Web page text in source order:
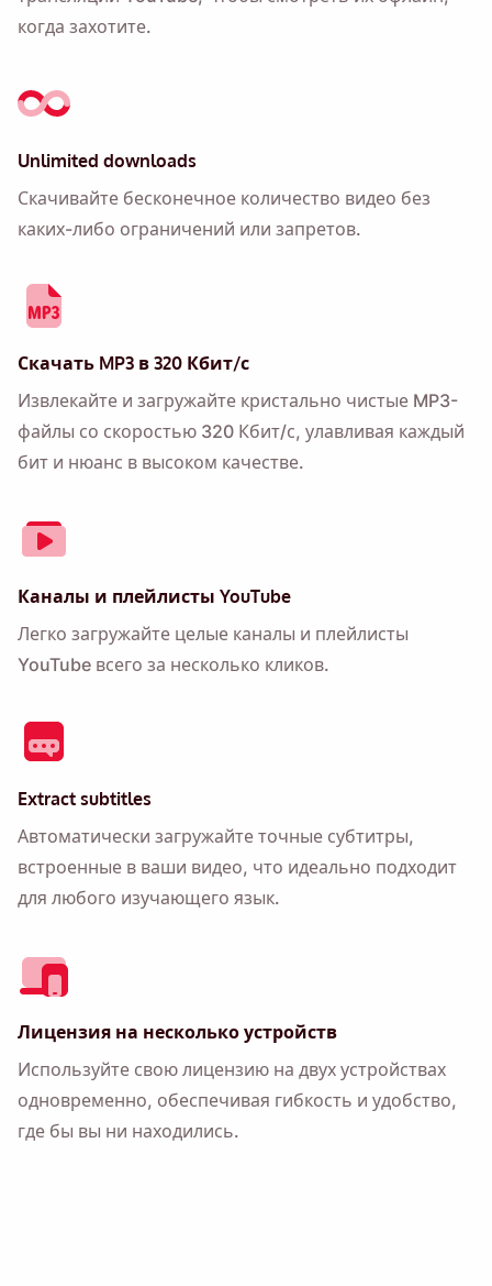
когда захотите.
Unlimited downloads
Скачивайте бесконечное количество видео без
каких-либо ограничений или запретов.
Скачать MP3 в 320 Кбит/с
Извлекайте и загружайте кристально чистые MP3-
файлы со скоростью 320 Кбит/с, улавливая каждый
бит и нюанс в высоком качестве.
Каналы и плейлисты YouTube
Легко загружайте целые каналы и плейлисты
YouTube всего за несколько кликов.
Extract subtitles
Автоматически загружайте точные субтитры,
встроенные в ваши видео, что идеально подходит
для любого изучающего язык.
Лицензия на несколько устройств
Используйте свою лицензию на двух устройствах
одновременно, обеспечивая гибкость и удобство,
где бы вы ни находились.